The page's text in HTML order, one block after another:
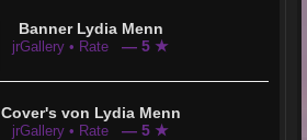
Banner Lydia Menn
jrGallery • Rate — 5 ★
Cover's von Lydia Menn
jrGallery • Rate — 5 ★